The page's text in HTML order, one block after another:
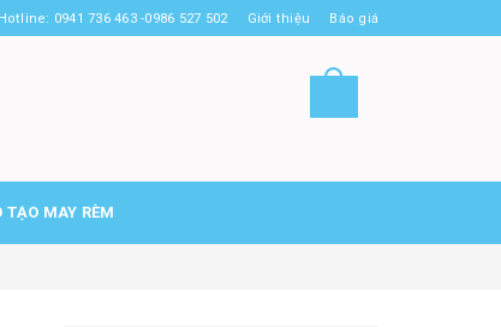
Hotline: 0941 736 463 -0986 527 502 Giới thiệu Báo giá
TẠO MAY RÈM